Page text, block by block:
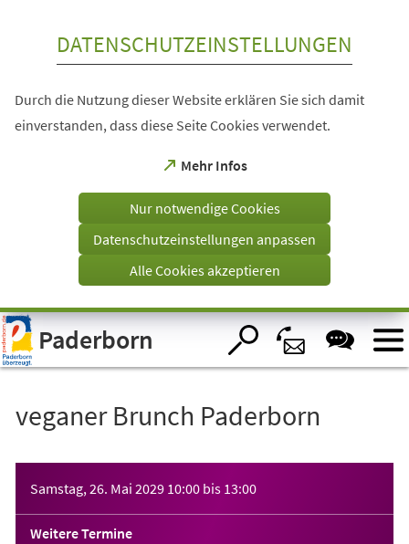
Visuelle
Assistenzsoftware
öffnen.
DATENSCHUTZEINSTELLUNGEN
Durch die Nutzung dieser Website erklären Sie sich damit
einverstanden, dass diese Seite Cookies verwendet.
Mehr Infos
(Öffnet
einem
Tab)
Nur notwendige Cookies
Datenschutzeinstellungen anpassen
Alle Cookies akzeptieren
Paderborn
veganer Brunch Paderborn
Samstag, 26. Mai 2029 10:00 bis 13:00
Weitere Termine